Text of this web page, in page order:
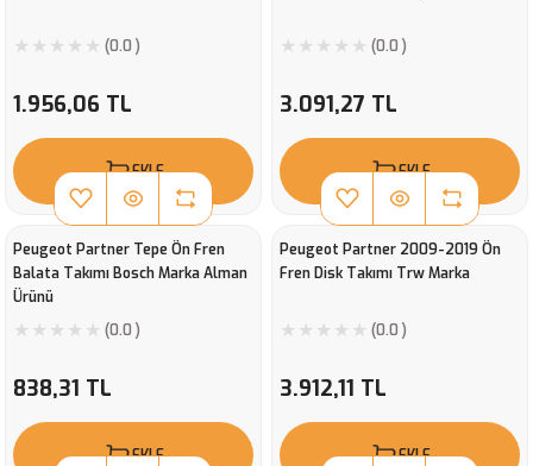
(0.0 )
1.956,06 TL
EKLE
(0.0 )
3.091,27 TL
EKLE
Peugeot Partner Tepe Ön Fren
Balata Takımı Bosch Marka Alman
Ürünü
(0.0 )
838,31 TL
EKLE
Peugeot Partner 2009-2019 Ön
Fren Disk Takımı Trw Marka
(0.0 )
3.912,11 TL
EKLE